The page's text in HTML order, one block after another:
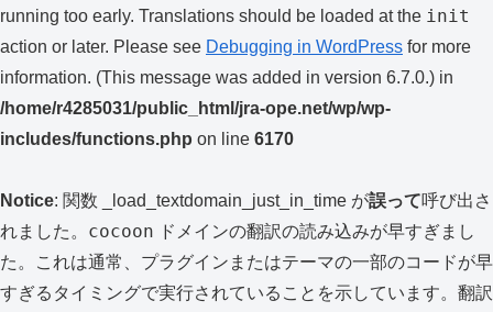
running too early. Translations should be loaded at the init
action or later. Please see Debugging in WordPress for more
information. (This message was added in version 6.7.0.) in
/home/r4285031/public_html/jra-ope.net/wp/wp-
includes/functions.php on line 6170
Notice: 関数 _load_textdomain_just_in_time が誤って呼び出さ
れました。 cocoon ドメインの翻訳の読み込みが早すぎまし
た。これは通常、プラグインまたはテーマの一部のコードが早
すぎるタイミングで実行されていることを示しています。翻訳